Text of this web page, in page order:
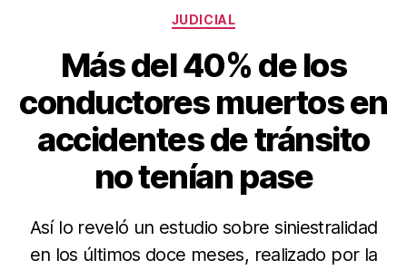
Categorías
JUDICIAL
Más del 40% de los
conductores muertos en
accidentes de tránsito
no tenían pase
Así lo reveló un estudio sobre siniestralidad
en los últimos doce meses, realizado por la